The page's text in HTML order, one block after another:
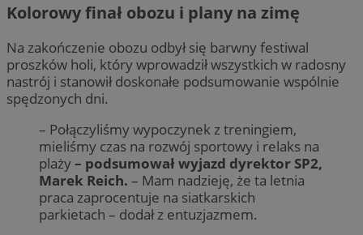
Kolorowy finał obozu i plany na zimę
Na zakończenie obozu odbył się barwny festiwal
proszków holi, który wprowadził wszystkich w radosny
nastrój i stanowił doskonałe podsumowanie wspólnie
spędzonych dni.
– Połączyliśmy wypoczynek z treningiem,
mieliśmy czas na rozwój sportowy i relaks na
plaży– podsumował wyjazd dyrektor SP2,
Marek Reich. – Mam nadzieję, że ta letnia
praca zaprocentuje na siatkarskich
parkietach – dodał z entuzjazmem.